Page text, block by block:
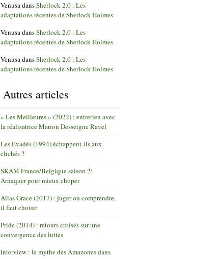
Venusa dansSherlock 2.0 : Les
adaptations récentes de Sherlock Holmes
Venusa dansSherlock 2.0 : Les
adaptations récentes de Sherlock Holmes
Venusa dansSherlock 2.0 : Les
adaptations récentes de Sherlock Holmes
Autres articles
« Les Meilleures » (2022) : entretien avec
la réalisatrice Marion Desseigne Ravel
Les Évadés (1994) échappent-ils aux
clichés ?
SKAM France/Belgique saison 2:
Arnaquer pour mieux choper
Alias Grace (2017) : juger ou comprendre,
il faut choisir
Pride (2014) : retours croisés sur une
convergence des luttes
Interview : le mythe des Amazones dans